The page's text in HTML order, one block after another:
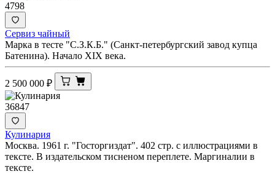
4798
Сервиз чайный
Марка в тесте "С.З.К.Б." (Санкт-петербургский завод купца
Батенина). Начало XIX века.
2 500 000 ₽
36847
Кулинария
Москва. 1961 г. "Госторгиздат". 402 стр. с иллюстрациями в
тексте. В издательском тисненом переплете. Маргиналии в
тексте.